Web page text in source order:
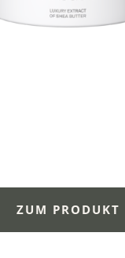
ZUM PRODUKT